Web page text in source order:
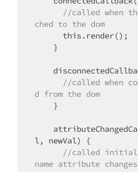
//called when
ched to the dom
//called when
d from the dom
l, newVal) {
//called
name attribute changes